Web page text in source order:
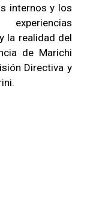
internos y los
la realidad del
de Marichi
Directiva y